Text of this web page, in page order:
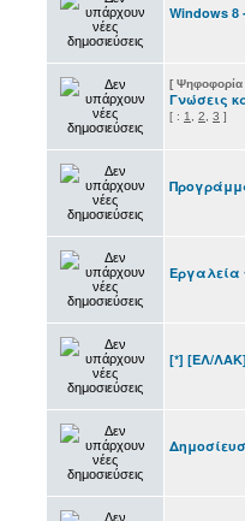
Windows 8
[ Ψηφοφορία
Γνώσεις
[ : 1 2 3 ]
Εργαλεία
[*] [ΕΛ/